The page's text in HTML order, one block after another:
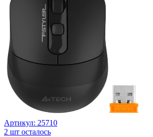
Артикул: 25710
2 шт осталось